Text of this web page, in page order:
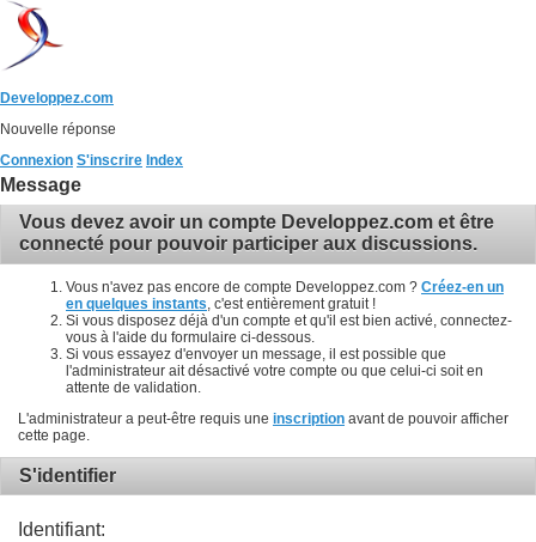
Developpez.com
Nouvelle réponse
Connexion S'inscrire Index
Message
Vous devez avoir un compte Developpez.com et être
connecté pour pouvoir participer aux discussions.
Vous n'avez pas encore de compte Developpez.com ? Créez-en un
en quelques instants , c'est entièrement gratuit !
Si vous disposez déjà d'un compte et qu'il est bien activé, connectez-
vous à l'aide du formulaire ci-dessous.
Si vous essayez d'envoyer un message, il est possible que
l'administrateur ait désactivé votre compte ou que celui-ci soit en
attente de validation.
L'administrateur a peut-être requis une inscription avant de pouvoir afficher
cette page.
S'identifier
Identifiant: